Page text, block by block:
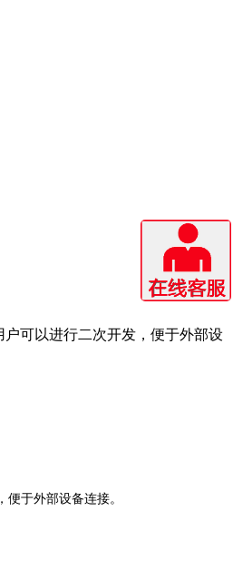
可以进行二次开发，便于外部设
于外部设备连接。